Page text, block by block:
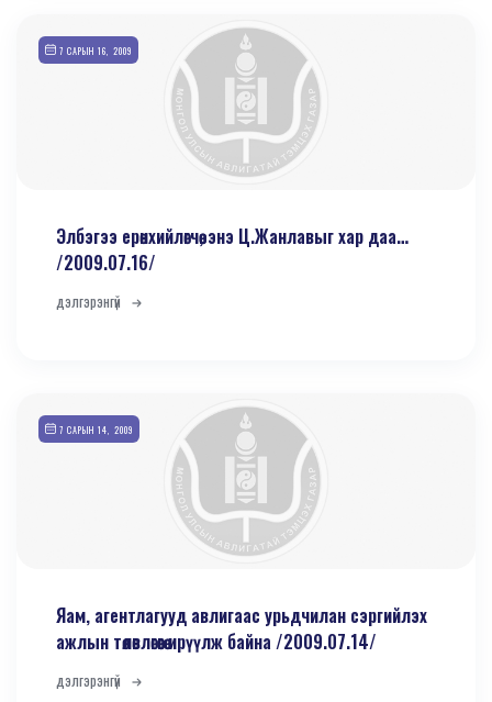
7 САРЫН 16, 2009
Элбэгээ ерөнхийлөгчөө, энэ Ц.Жанлавыг хар даа…
/2009.07.16/
дэлгэрэнгүй
7 САРЫН 14, 2009
Яам, агентлагууд авлигаас урьдчилан сэргийлэх
ажлын төлөвлөгөөгөө ирүүлж байна /2009.07.14/
дэлгэрэнгүй